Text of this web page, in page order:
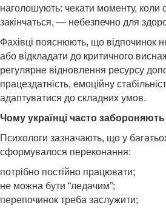
наголошують: чекати моменту, коли
закінчаться, — небезпечно для
Фахівці пояснюють, що відпочинок
або відкладати до критичного
регулярне відновлення ресурсу
працездатність, емоційну
адаптуватися до складних умов.
Чому українці часто забороняють
Психологи зазначають, що у
сформувалося переконання:
потрібно постійно працювати;
не можна бути “ледачим”;
перепочинок треба заслужити;